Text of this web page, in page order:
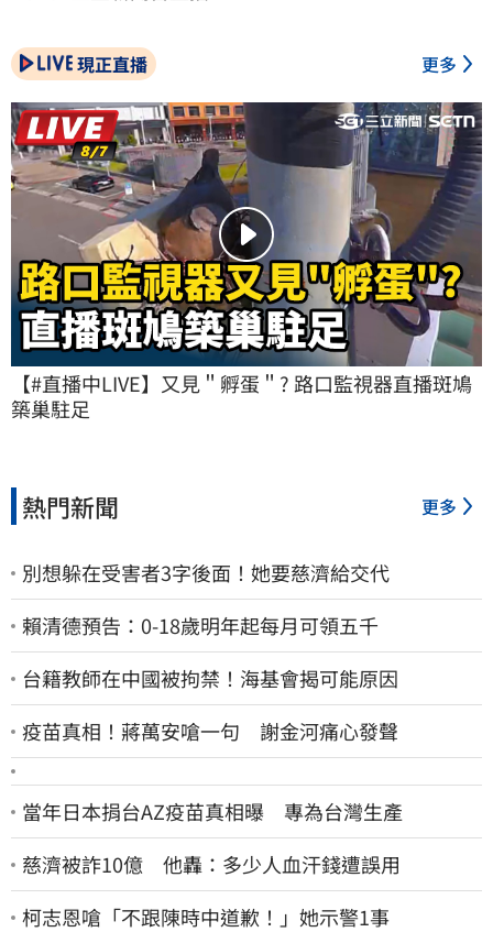
現正直播 更多
【#直播中LIVE】又見＂孵蛋＂? 路口監視器直播斑鳩
築巢駐足
熱門新聞 更多
別想躲在受害者3字後面！她要慈濟給交代
賴清德預告：0-18歲明年起每月可領五千
台籍教師在中國被拘禁！海基會揭可能原因
疫苗真相！蔣萬安嗆一句 謝金河痛心發聲
當年日本捐台AZ疫苗真相曝 專為台灣生產
慈濟被詐10億 他轟：多少人血汗錢遭誤用
柯志恩嗆「不跟陳時中道歉！」她示警1事